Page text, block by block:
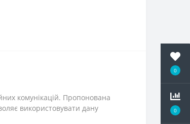
0
0
комунікацій. Пропонована
використовувати дану